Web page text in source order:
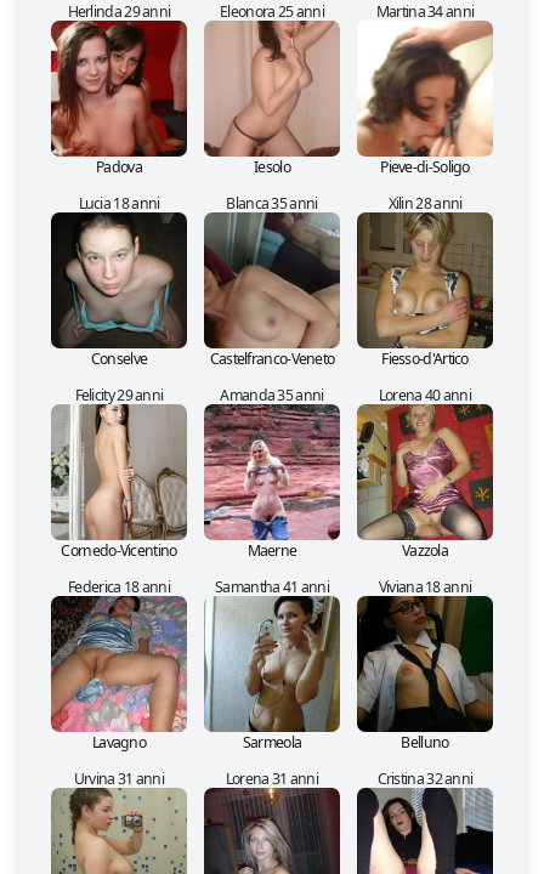
Herlinda 29 anni
Padova
Eleonora 25 anni
Iesolo
Martina 34 anni
Pieve-di-Soligo
Lucia 18 anni
Conselve
Blanca 35 anni
Castelfranco-Veneto
Xilin 28 anni
Fiesso-d'Artico
Felicity 29 anni
Cornedo-Vicentino
Amanda 35 anni
Maerne
Lorena 40 anni
Vazzola
Federica 18 anni
Lavagno
Samantha 41 anni
Sarmeola
Viviana 18 anni
Belluno
Urvina 31 anni
Lorena 31 anni Cristina 32 anni